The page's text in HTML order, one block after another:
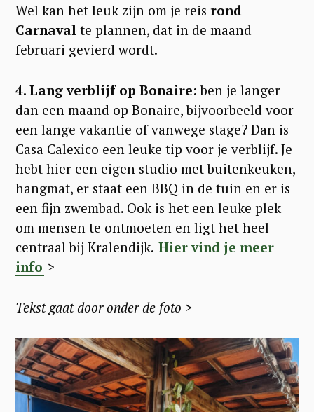
Wel kan het leuk zijn om je reis rond
Carnaval te plannen, dat in de maand
februari gevierd wordt.
4. Lang verblijf op Bonaire:ben je langer
dan een maand op Bonaire, bijvoorbeeld voor
een lange vakantie of vanwege stage? Dan is
Casa Calexico een leuke tip voor je verblijf. Je
hebt hier een eigen studio met buitenkeuken,
hangmat, er staat een BBQ in de tuin en er is
een fijn zwembad. Ook is het een leuke plek
om mensen te ontmoeten en ligt het heel
centraal bij Kralendijk. Hier vind je meer
info >
Tekst gaat door onder de foto >